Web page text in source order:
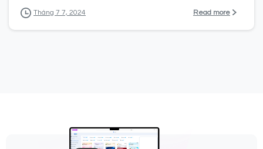
Tháng 7 7, 2024 Read more